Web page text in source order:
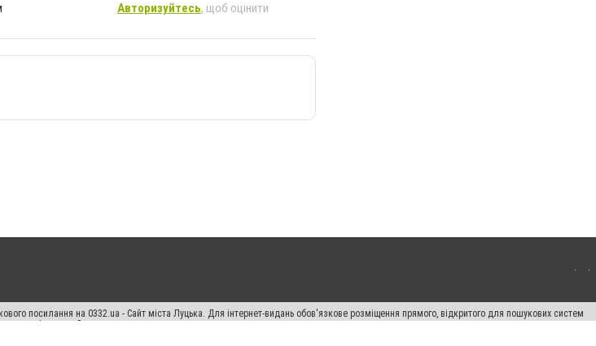
Авторизуйтесь, щоб оцінити
посилання на 0332.ua - Сайт міста Луцька. Для інтернет-видань обов'язкове розміщення прямого, відкритого для пошукових систем
переслідується Законом.